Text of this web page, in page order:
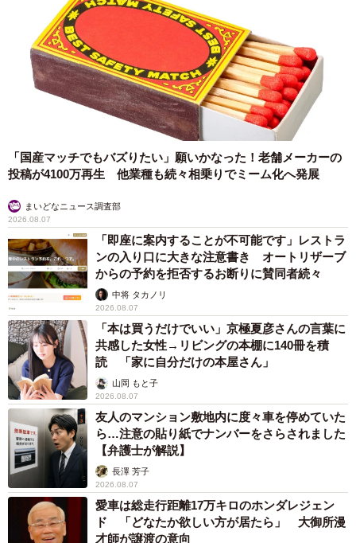
「国産マッチでもバズりたい」願いかなった！老舗メーカーの
投稿が4100万再生 他業種も続々相乗りでミーム化へ発展
まいどなニュース調査部
2026.08.07
「即座に案内することが不可能です」レストラ
ンの入り口に大きな注意書き オートリザーブ
からの予約を拒否するお断りに賛同者続々
中将 タカノリ
2026.08.07
「本は買うだけでいい」京極夏彦さんの言葉に
共感した女性→リビングの本棚に140冊を積
読 「家に自分だけの本屋さん」
山岡 もと子
2026.08.07
友人のマンション敷地内に度々車を停めていた
ら…注意の貼り紙でナンバーをさらされました
【弁護士が解説】
長澤 芳子
2026.08.07
愛車は総走行距離17万キロのホンダレジェン
ド 「どなたか欲しい方が居たら」 大御所漫
才師が譲渡の意向